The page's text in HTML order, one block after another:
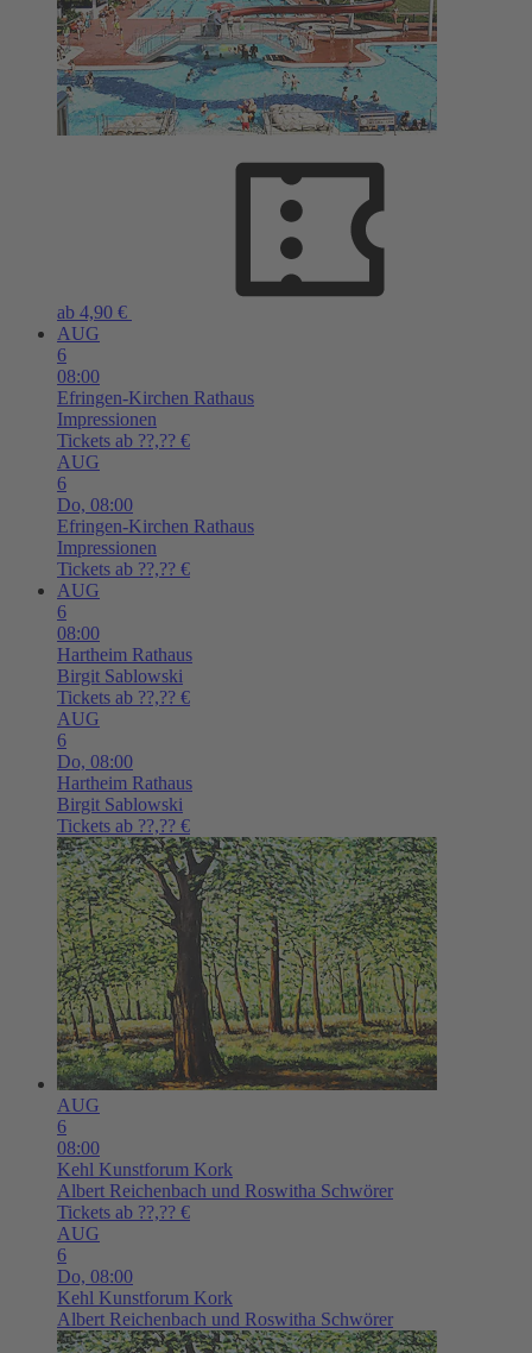
ab 4,90 €
AUG
6
08:00
Efringen-Kirchen Rathaus
Impressionen
Tickets ab ??,?? €
AUG
6
Do, 08:00
Efringen-Kirchen Rathaus
Impressionen
Tickets ab ??,?? €
AUG
6
08:00
Hartheim Rathaus
Birgit Sablowski
Tickets ab ??,?? €
AUG
6
Do, 08:00
Hartheim Rathaus
Birgit Sablowski
Tickets ab ??,?? €
AUG
6
08:00
Kehl Kunstforum Kork
Albert Reichenbach und Roswitha Schwörer
Tickets ab ??,?? €
AUG
6
Do, 08:00
Kehl Kunstforum Kork
Albert Reichenbach und Roswitha Schwörer